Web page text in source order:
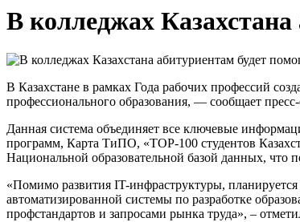
В колледжах
В Казахстане в рамках Года рабочих профессий
профессионального образования, — сообщает
Данная система объединяет все ключевые
программ, Карта ТиПО, «TOP-100 студентов
Национальной образовательной базой данных, что
«Помимо развития IT-инфраструктуры,
автоматизированной системы по разработке
профстандартов и запросами рынка труда», –